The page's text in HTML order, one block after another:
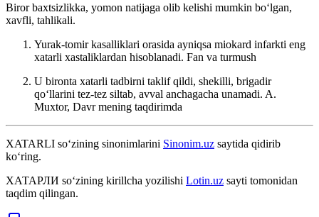
Biror baxtsizlikka, yomon natijaga olib kelishi mumkin boʻlgan,
xavfli, tahlikali.
Yurak-tomir kasalliklari orasida ayniqsa miokard infarkti eng
xatarli xastaliklardan hisoblanadi. Fan va turmush
U bironta xatarli tadbirni taklif qildi, shekilli, brigadir
qoʻllarini tez-tez siltab, avval anchagacha unamadi. A.
Muxtor, Davr mening taqdirimda
XATARLI so‘zining sinonimlarini Sinonim.uz saytida qidirib
ko‘ring.
ХАТАРЛИ so‘zining kirillcha yozilishi Lotin.uz sayti tomonidan
taqdim qilingan.